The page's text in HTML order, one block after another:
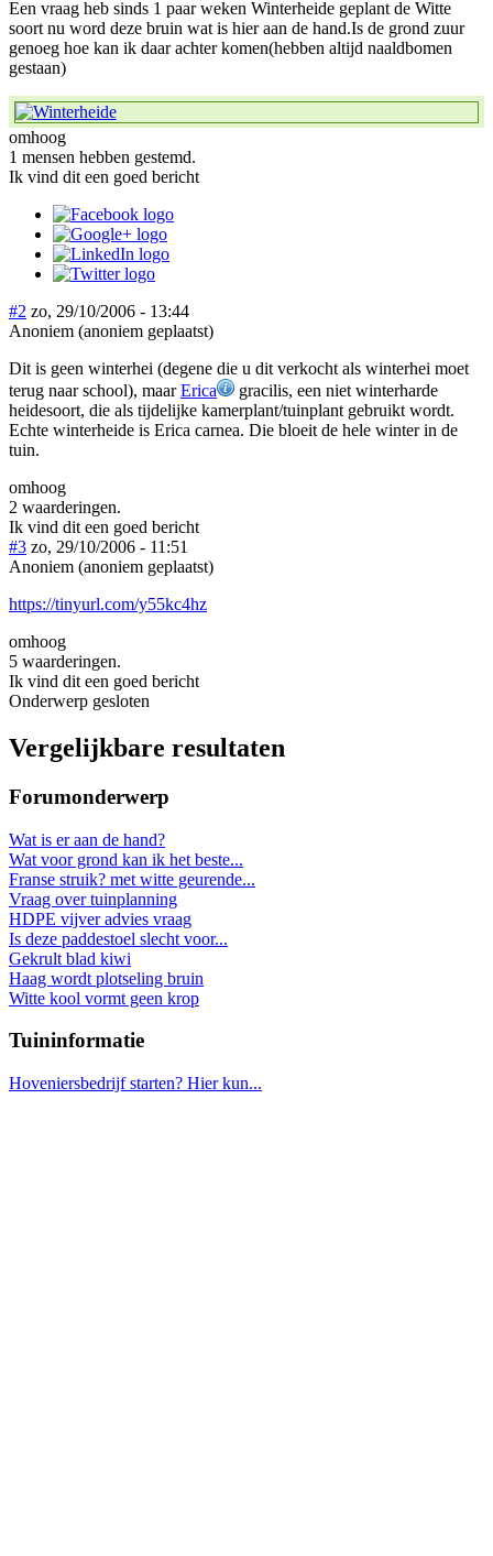
Een vraag heb sinds 1 paar weken Winterheide geplant de Witte
soort nu word deze bruin wat is hier aan de hand.Is de grond zuur
genoeg hoe kan ik daar achter komen(hebben altijd naaldbomen
gestaan)
omhoog
1 mensen hebben gestemd.
Ik vind dit een goed bericht
#2 zo, 29/10/2006 - 13:44
Anoniem (anoniem geplaatst)
Dit is geen winterhei (degene die u dit verkocht als winterhei moet
terug naar school), maarErica
gracilis, een niet winterharde
heidesoort, die als tijdelijke kamerplant/tuinplant gebruikt wordt.
Echte winterheide is Erica carnea. Die bloeit de hele winter in de
tuin.
omhoog
2 waarderingen.
Ik vind dit een goed bericht
#3 zo, 29/10/2006 - 11:51
Anoniem (anoniem geplaatst)
https://tinyurl.com/y55kc4hz
omhoog
5 waarderingen.
Ik vind dit een goed bericht
Onderwerp gesloten
Vergelijkbare resultaten
Forumonderwerp
Wat is er aan de hand?
Wat voor grond kan ik het beste...
Franse struik? met witte geurende...
Vraag over tuinplanning
HDPE vijver advies vraag
Is deze paddestoel slecht voor...
Gekrult blad kiwi
Haag wordt plotseling bruin
Witte kool vormt geen krop
Tuininformatie
Hoveniersbedrijf starten? Hier kun...